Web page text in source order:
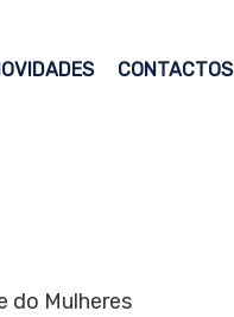
CONTACTOS
do Mulheres